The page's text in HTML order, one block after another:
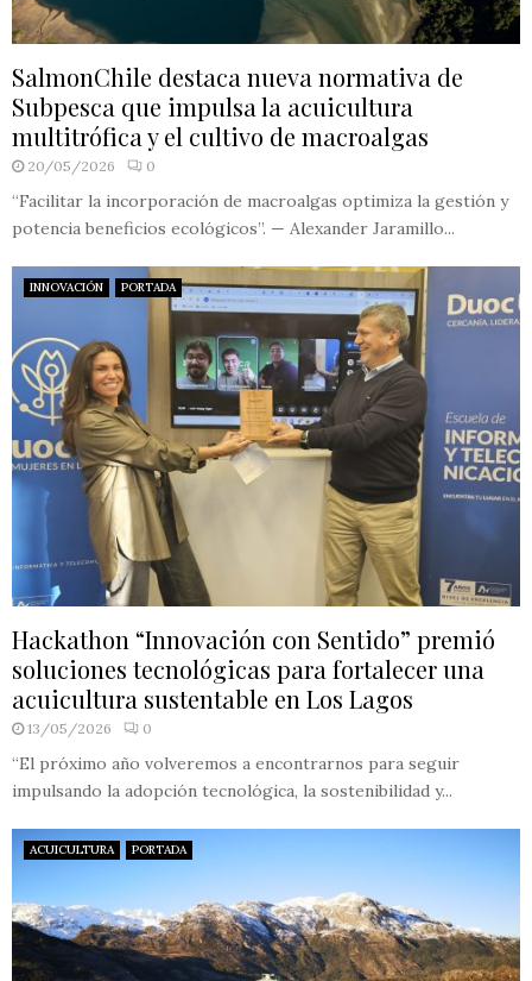
SalmonChile destaca nueva normativa de
Subpesca que impulsa la acuicultura
multitrófica y el cultivo de macroalgas
20/05/2026 0
“Facilitar la incorporación de macroalgas optimiza la gestión y
potencia beneficios ecológicos”. — Alexander Jaramillo...
INNOVACIÓN PORTADA
Hackathon “Innovación con Sentido” premió
soluciones tecnológicas para fortalecer una
acuicultura sustentable en Los Lagos
13/05/2026 0
“El próximo año volveremos a encontrarnos para seguir
impulsando la adopción tecnológica, la sostenibilidad y...
ACUICULTURA PORTADA